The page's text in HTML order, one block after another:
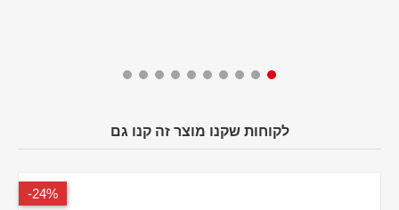
לקוחות שקנו מוצר זה קנו גם
24%-